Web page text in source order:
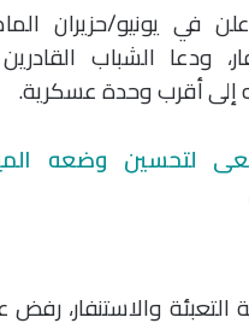
في يونيو/حزيران
ودعا الشباب
إلى أقرب وحدة عسكرية.
لتحسين وضعه
والاستنفار،